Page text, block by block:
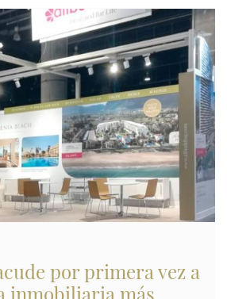
por primera vez a
inmobiliaria más